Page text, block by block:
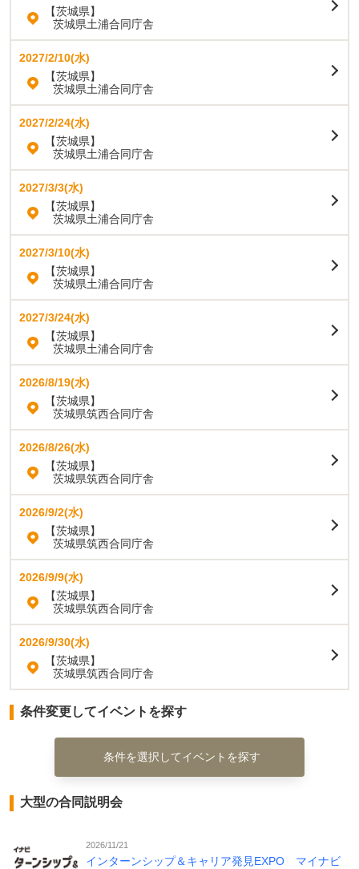
【茨城県】
茨城県土浦合同庁舎
2027/2/10(水)
【茨城県】
茨城県土浦合同庁舎
2027/2/24(水)
【茨城県】
茨城県土浦合同庁舎
2027/3/3(水)
【茨城県】
茨城県土浦合同庁舎
2027/3/10(水)
【茨城県】
茨城県土浦合同庁舎
2027/3/24(水)
【茨城県】
茨城県土浦合同庁舎
2026/8/19(水)
【茨城県】
茨城県筑西合同庁舎
2026/8/26(水)
【茨城県】
茨城県筑西合同庁舎
2026/9/2(水)
【茨城県】
茨城県筑西合同庁舎
2026/9/9(水)
【茨城県】
茨城県筑西合同庁舎
2026/9/30(水)
【茨城県】
茨城県筑西合同庁舎
条件変更してイベントを探す
条件を選択してイベントを探す
大型の合同説明会
2026/11/21
インターンシップ＆キャリア発見EXPO マイナビ